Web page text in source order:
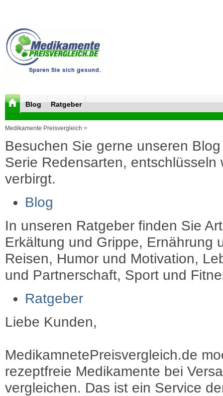
Blog Ratgeber
Medikamente Preisvergleich >
Besuchen Sie gerne unseren
Serie Redensarten, entschlüsseln
verbirgt.
Blog
In unseren Ratgeber finden Sie
Erkältung und Grippe, Ernährung
Reisen, Humor und Motivation,
und Partnerschaft, Sport und
Ratgeber
Liebe Kunden,
MedikamnetePreisvergleich.de
rezeptfreie Medikamente bei
vergleichen. Das ist ein Service